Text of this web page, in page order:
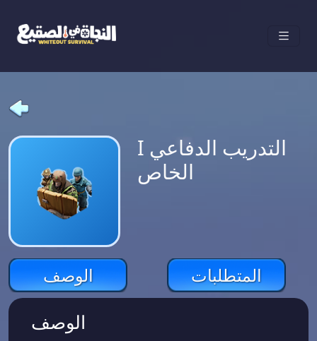
I التدريب الدفاعي
الخاص
الوصف المتطلبات
الوصف